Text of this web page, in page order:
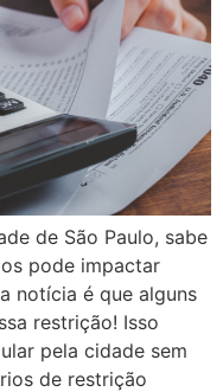
de São Paulo, sabe
pode impactar
notícia é que alguns
restrição! Isso
pela cidade sem
de restrição